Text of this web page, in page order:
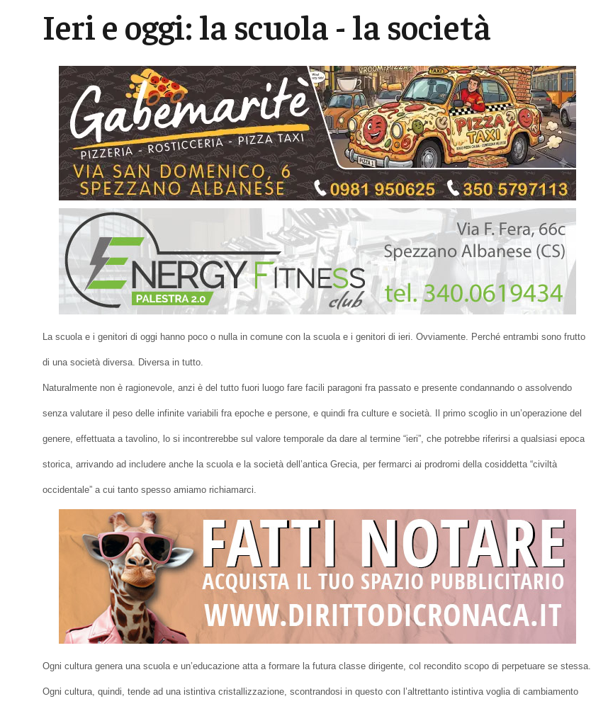
Ieri e oggi: la scuola - la società
La scuola e i genitori di oggi hanno poco o nulla in comune con la scuola e i genitori di ieri. Ovviamente. Perché entrambi sono frutto
di una società diversa. Diversa in tutto.
Naturalmente non è ragionevole, anzi è del tutto fuori luogo fare facili paragoni fra passato e presente condannando o assolvendo
senza valutare il peso delle infinite variabili fra epoche e persone, e quindi fra culture e società. Il primo scoglio in un’operazione del
genere, effettuata a tavolino, lo si incontrerebbe sul valore temporale da dare al termine “ieri”, che potrebbe riferirsi a qualsiasi epoca
storica, arrivando ad includere anche la scuola e la società dell’antica Grecia, per fermarci ai prodromi della cosiddetta “civiltà
occidentale” a cui tanto spesso amiamo richiamarci.
Ogni cultura genera una scuola e un’educazione atta a formare la futura classe dirigente, col recondito scopo di perpetuare se stessa.
Ogni cultura, quindi, tende ad una istintiva cristallizzazione, scontrandosi in questo con l’altrettanto istintiva voglia di cambiamento